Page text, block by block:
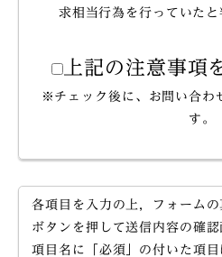
求相当行為を行っていた
上記の注意事項
※チェック後に、お問い合わ
す。
各項目を入力の上，フォームの
ボタンを押して送信内容の確認
項目名に「必須」の付いた項目